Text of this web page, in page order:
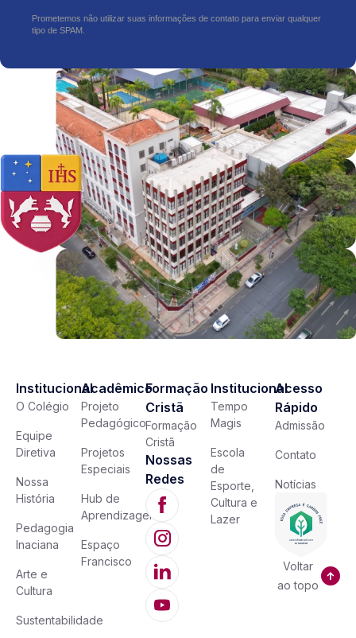
Prometemos não utilizar suas informações de contato para enviar qualquer
tipo de SPAM.
Institucional
O Colégio
Equipe
Diretiva
Nossa
História
Pedagogia
Inaciana
Arte e
Cultura
Sustentabilidade
Acadêmico
Projeto
Pedagógico
Projetos
Especiais
Hub de
Aprendizagem
Espaço
Francisco
Formação
Cristã
Formação
Cristã
Nossas
Redes
Institucional
Tempo
Magis
Escola
de
Esporte,
Cultura e
Lazer
Acesso
Rápido
Admissão
Contato
Notícias
Voltar
ao topo